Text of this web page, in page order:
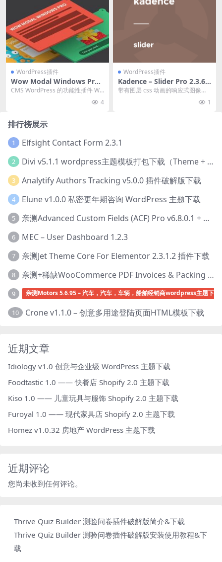
WordPress插件
Wow Modal Windows Pro
v4.3.7 弹窗插件下载
CMS WordPress 的功能性插件 Wo
4
WordPress插件
Kadence – Slider Pro 2.3.6
插件下载
带有图层 css 动画的响应式图像滑
块 官方链接：点击查看产品详情 Ka
1
排行榜展示
1 Elfsight Contact Form 2.3.1
2 Divi v5.1.1 wordpress主题模板打包下载（Theme + Builder+ Extra Theme + Templates + Layouts + PSD）
3 Analytify Authors Tracking v5.0.0 插件破解版下载
4 Elune v1.0.0 私密更年期咨询 WordPress 主题下载
5 亲测Advanced Custom Fields (ACF) Pro v6.8.0.1 + Advanced Custom Fields: Extended PRO v0.9.2.3 | 网站开发自定义字段插件下载
6 MEC – User Dashboard 1.2.3
7 亲测Jet Theme Core For Elementor 2.3.1.2 插件下载
8 亲测+稀缺WooCommerce PDF Invoices & Packing Slips Professional v2.20.0 + Templates v2.25.1 [by WpOverNight] WooCommerce PDF 发票和装箱单插件下载
9 亲测Motors 5.6.95 – 汽车，汽车，车辆，船舶经销商wordpress主题下载
10 Crone v1.1.0 – 创意多用途登陆页面HTML模板下载
近期文章
Idiology v1.0 创意与企业级 WordPress 主题下载
Foodtastic 1.0 —— 快餐店 Shopify 2.0 主题下载
Kiso 1.0 —— 儿童玩具与服饰 Shopify 2.0 主题下载
Furoyal 1.0 —— 现代家具店 Shopify 2.0 主题下载
Homez v1.0.32 房地产 WordPress 主题下载
近期评论
您尚未收到任何评论。
Thrive Quiz Builder 测验问卷插件破解版简介&下载
Thrive Quiz Builder 测验问卷插件破解版安装使用教程&下
载